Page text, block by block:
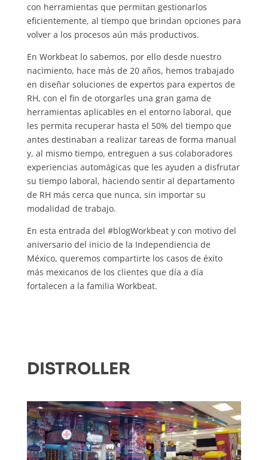
con herramientas que permitan gestionarlos
eficientemente, al tiempo que brindan opciones para
volver a los procesos aún más productivos.
En Workbeat lo sabemos, por ello desde nuestro
nacimiento, hace más de 20 años, hemos trabajado
en diseñar soluciones de expertos para expertos de
RH, con el fin de otorgarles una gran gama de
herramientas aplicables en el entorno laboral, que
les permita recuperar hasta el 50% del tiempo que
antes destinaban a realizar tareas de forma manual
y, al mismo tiempo, entreguen a sus colaboradores
experiencias automágicas que les ayuden a disfrutar
su tiempo laboral, haciendo sentir al departamento
de RH más cerca que nunca, sin importar su
modalidad de trabajo.
En esta entrada del #blogWorkbeat y con motivo del
aniversario del inicio de la Independiencia de
México, queremos compartirte los casos de éxito
más mexicanos de los clientes que día a día
fortalecen a la familia Workbeat.
DISTROLLER